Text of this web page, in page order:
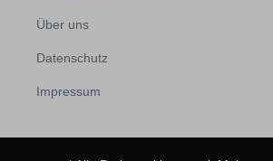
Über uns
Datenschutz
Impressum